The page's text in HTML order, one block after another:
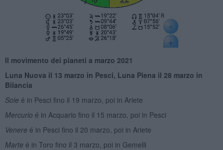
Il movimento dei pianeti a marzo 2021
Luna Nuova il 13 marzo in Pesci, Luna Piena il 28 marzo in
Bilancia
Sole é in Pesci fino il 19 marzo, poi in Ariete
Mercurio é in Acquario fino il 15 marzo, poi in Pesci
Venere é in Pesci fino il 20 marzo, poi in Ariete
Marte é in Toro fino il 3 marzo, poi in Gemelli